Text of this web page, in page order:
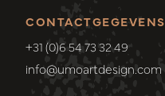
CONTACTGEGEVENS
+31 (0)6 54 73 32 49
info@umoartdesign.com